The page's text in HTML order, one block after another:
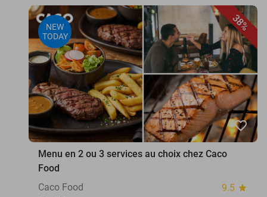
38%
NEW
TODAY
favorite_border
Menu en 2 ou 3 services au choix chez Caco
Food
Caco Food
9.5 star